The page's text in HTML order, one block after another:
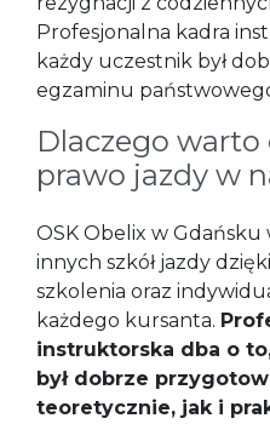
Profesjonalna kadra
każdy uczestnik był
egzaminu
Dlaczego
prawo jazdy w
OSK Obelix w Gdańsku
innych szkół jazdy
szkolenia oraz
każdego kursanta.
instruktorska dba o
był dobrze
teoretycznie, jak i